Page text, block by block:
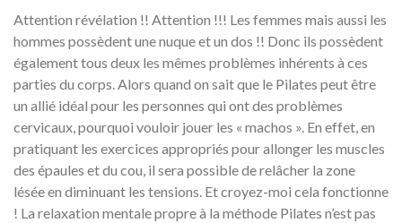
Attention révélation !! Attention !!! Les femmes mais aussi les
hommes possèdent une nuque et un dos !! Donc ils possèdent
également tous deux les mêmes problèmes inhérents à ces
parties du corps. Alors quand on sait que le Pilates peut être
un allié idéal pour les personnes qui ont des problèmes
cervicaux, pourquoi vouloir jouer les « machos ». En effet, en
pratiquant les exercices appropriés pour allonger les muscles
des épaules et du cou, il sera possible de relâcher la zone
lésée en diminuant les tensions. Et croyez-moi cela fonctionne
! La relaxation mentale propre à la méthode Pilates n’est pas